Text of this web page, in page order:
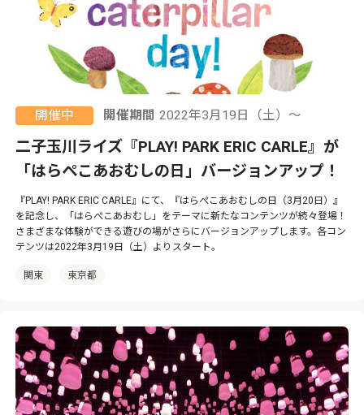
開催中 開催期間 2022年3月19日（土）〜
二子玉川ライズ『PLAY! PARK ERIC CARLE』が
「はらぺこあおむしの日」バージョンアップ！
『PLAY! PARK ERIC CARLE』にて、『はらぺこあおむしの日（3月20日）』
を記念し、「はらぺこあおむし」をテーマに新たなコンテンツが続々登場！
さまざまな体験ができる遊びの場がさらにバージョンアップします。各コン
テンツは2022年3月19日（土）よりスタート。
関東 東京都